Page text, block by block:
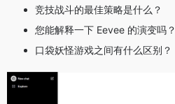
竞技战斗的最佳策略是什么？
您能解释一下 Eevee 的演变吗？
口袋妖怪游戏之间有什么区别？